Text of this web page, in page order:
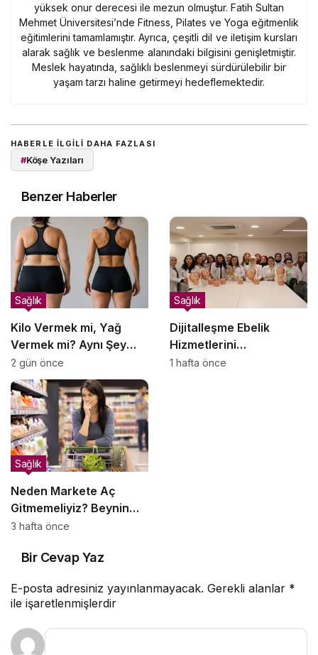
yüksek onur derecesi ile mezun olmuştur. Fatih Sultan
Mehmet Üniversitesi’nde Fitness, Pilates ve Yoga eğitmenlik
eğitimlerini tamamlamıştır. Ayrıca, çeşitli dil ve iletişim kursları
alarak sağlık ve beslenme alanındaki bilgisini genişletmiştir.
Meslek hayatında, sağlıklı beslenmeyi sürdürülebilir bir
yaşam tarzı haline getirmeyi hedeflemektedir.
HABERLE ILGILI DAHA FAZLASI
#Köşe Yazıları
Benzer Haberler
Kilo Vermek mi, Yağ
Vermek mi? Aynı Şey
Sanıyoruz Ama Değil!
Sağlık
2 gün önce
Dijitalleşme Ebelik
Hizmetlerini
Dönüştürüyor
Sağlık
1 hafta önce
Neden Markete Aç
Gitmemeliyiz? Beynin
Satın Alma Psikolojisi
Sağlık
3 hafta önce
Bir Cevap Yaz
E-posta adresiniz yayınlanmayacak. Gerekli alanlar *
ile işaretlenmişlerdir